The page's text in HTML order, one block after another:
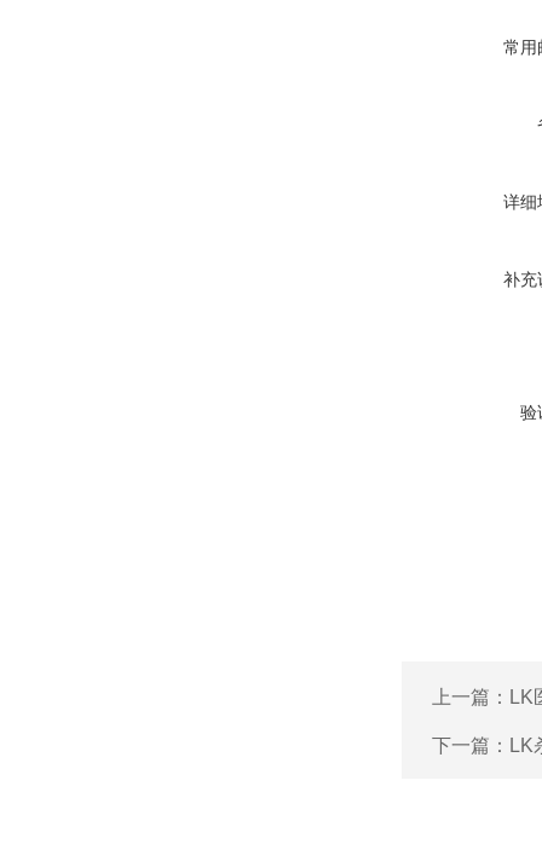
常用
详细
补充
验
上一篇： LK
下一篇： LK